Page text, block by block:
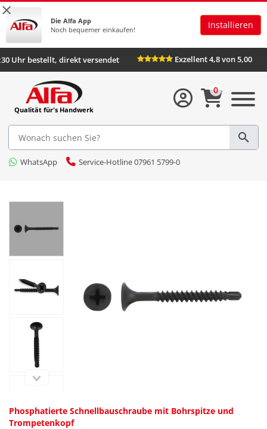
×
Die Alfa App
Noch bequemer einkaufen!
Installieren
Uhr bestellt, direkt versendet Exzellent 4,8 von 5,00
Qualität für's Handwerk
WhatsApp Service-Hotline 07961 5799-0
0
Phosphatierte Schnellbauschraube mit Bohrspitze und
Trompetenkopf